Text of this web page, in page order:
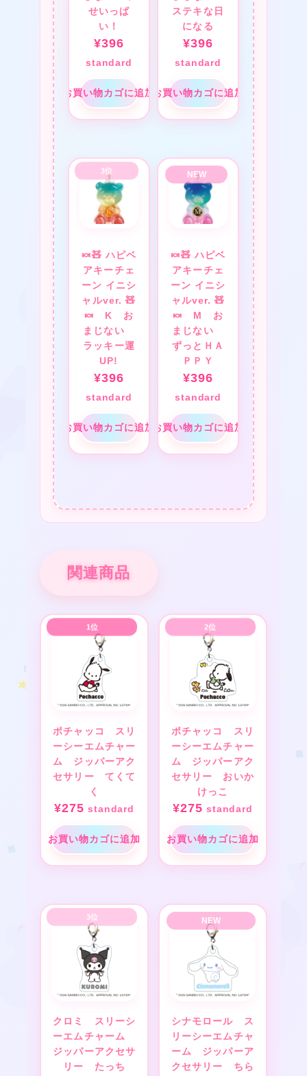
せいっぱ
い！
¥396
standard
お買い物カゴに追加
ステキな日
になる
¥396
standard
お買い物カゴに追加
🍬🧸 ハピベ
アキーチェ
ーン イニシ
ャルver. 🧸
🍬 K お
まじない
ラッキー運
UP!
¥396
standard
お買い物カゴに追加
🍬🧸 ハピベ
アキーチェ
ーン イニシ
ャルver. 🧸
🍬 M お
まじない
ずっとＨＡ
ＰＰＹ
¥396
standard
お買い物カゴに追加
関連商品
ポチャッコ スリ
ーシーエムチャー
ム ジッパーアク
セサリー てくて
く
¥275 standard
お買い物カゴに追加
ポチャッコ スリ
ーシーエムチャー
ム ジッパーアク
セサリー おいか
けっこ
¥275 standard
お買い物カゴに追加
クロミ スリーシ
ーエムチャーム
ジッパーアクセサ
リー たっち
シナモロール ス
リーシーエムチャ
ーム ジッパーア
クセサリー ちら
★
★
★
★
★